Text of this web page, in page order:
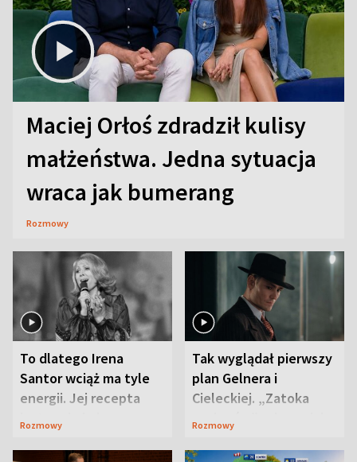
Maciej Orłoś zdradził kulisy
małżeństwa. Jedna sytuacja
wraca jak bumerang
Rozmowy
To dlatego Irena
Santor wciąż ma tyle
energii. Jej recepta
jest zaskakująco
Rozmowy
Tak wyglądał pierwszy
plan Gelnera i
Cieleckiej. „Zatoka
szpiegów” od razu ich
Rozmowy